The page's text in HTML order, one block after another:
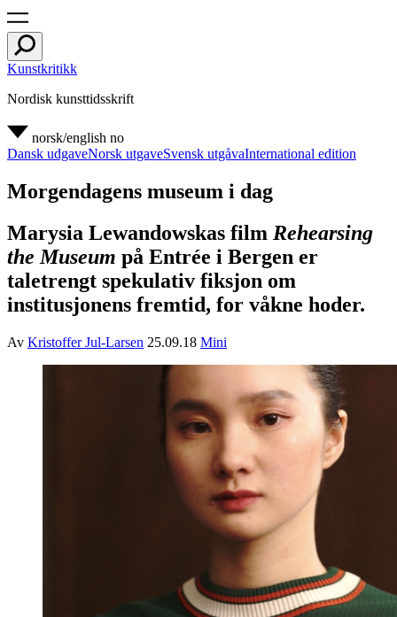
Kunstkritikk
Nordisk kunsttidsskrift
norsk/english no
Dansk udgaveNorsk utgaveSvensk utgåvaInternational edition
Morgendagens museum i dag
Marysia Lewandowskas film Rehearsing
the Museum på Entrée i Bergen er
taletrengt spekulativ fiksjon om
institusjonens fremtid, for våkne hoder.
Av Kristoffer Jul-Larsen 25.09.18 Mini